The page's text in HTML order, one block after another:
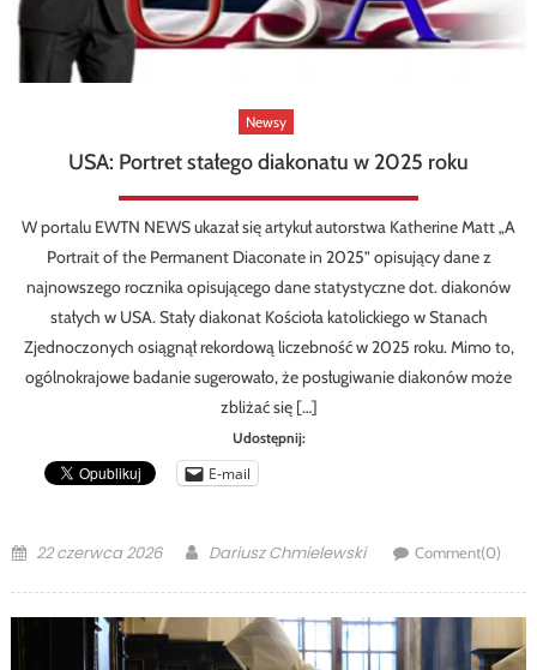
Newsy
USA: Portret stałego diakonatu w 2025 roku
W portalu EWTN NEWS ukazał się artykuł autorstwa Katherine Matt „A
Portrait of the Permanent Diaconate in 2025” opisujący dane z
najnowszego rocznika opisującego dane statystyczne dot. diakonów
stałych w USA. Stały diakonat Kościoła katolickiego w Stanach
Zjednoczonych osiągnął rekordową liczebność w 2025 roku. Mimo to,
ogólnokrajowe badanie sugerowało, że posługiwanie diakonów może
zbliżać się […]
Udostępnij:
E-mail
Posted
22 czerwca 2026 Author
Dariusz Chmielewski Comment(0)